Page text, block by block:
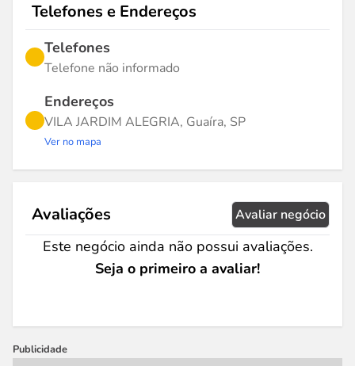
Telefones e Endereços
Telefones
Telefone não informado
Endereços
VILA JARDIM ALEGRIA, Guaíra, SP
Ver no mapa
Avaliações Avaliar negócio
Este negócio ainda não possui avaliações.
Seja o primeiro a avaliar!
Publicidade